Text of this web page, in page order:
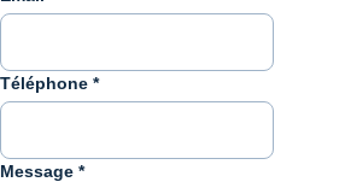
Téléphone *
Message *